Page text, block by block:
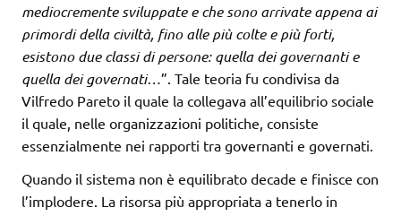
mediocremente sviluppate e che sono arrivate appena ai
primordi della civiltà, fino alle più colte e più forti,
esistono due classi di persone: quella dei governanti e
quella dei governati…”. Tale teoria fu condivisa da
Vilfredo Pareto il quale la collegava all’equilibrio sociale
il quale, nelle organizzazioni politiche, consiste
essenzialmente nei rapporti tra governanti e governati.
Quando il sistema non è equilibrato decade e finisce con
l’implodere. La risorsa più appropriata a tenerlo in